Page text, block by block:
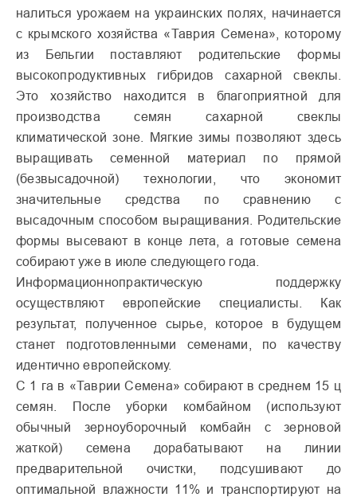
налиться урожаем на украинских полях, начинается
с крымского хозяйства «Таврия Семена», которому
из Бельгии поставляют родительские формы
высокопродуктивных гибридов сахарной свеклы.
Это хозяйство находится в благоприятной для
производства семян сахарной свеклы
климатической зоне. Мягкие зимы позволяют здесь
выращивать семенной материал по прямой
(безвысадочной) технологии, что экономит
значительные средства по сравнению с
высадочным способом выращивания. Родительские
формы высевают в конце лета, а готовые семена
собирают уже в июле следующего года.
Информационнопрактическую поддержку
осуществляют европейские специалисты. Как
результат, полученное сырье, которое в будущем
станет подготовленными семенами, по качеству
идентично европейскому.
С 1 га в «Таврии Семена» собирают в среднем 15 ц
семян. После уборки комбайном (используют
обычный зерноуборочный комбайн с зерновой
жаткой) семена дорабатывают на линии
предварительной очистки, подсушивают до
оптимальной влажности 11% и транспортируют на